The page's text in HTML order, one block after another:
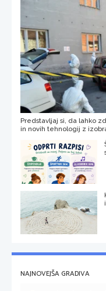
Predstavljaj si, da lahko
in novih tehnologij z
NAJNOVEJŠA GRADIVA